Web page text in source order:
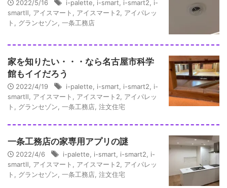
2022/5/16 i-palette i-smart i-smart2
i-
smartⅡ
アイスマート アイスマート2
アイパレッ
ト
グランセゾン 一条工務店
家を知りたい・・・なら名古屋市科学
館もイイだろう
2022/4/19 i-palette i-smart i-smart2
i-
smartⅡ
アイスマート アイスマート2
アイパレッ
ト
グランセゾン 一条工務店 注文住宅
一条工務店の家専用アプリの謎
2022/4/6 i-palette i-smart i-smart2
i-
smartⅡ
アイスマート アイスマート2
アイパレッ
ト
グランセゾン 一条工務店 注文住宅